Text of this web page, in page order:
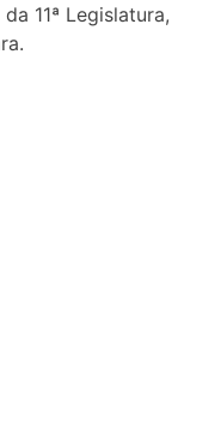
11ª Legislatura,